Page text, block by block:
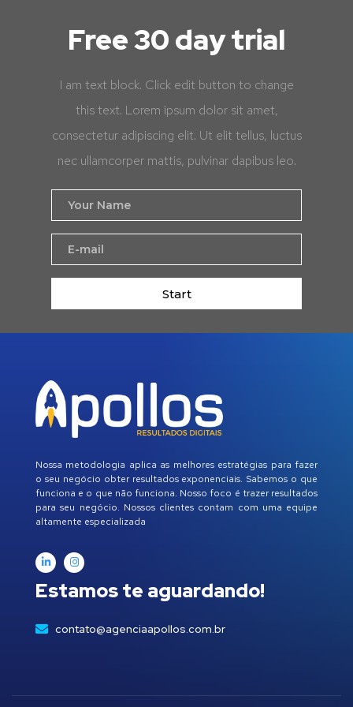
Free 30 day trial
I am text block. Click edit button to change
this text. Lorem ipsum dolor sit amet,
consectetur adipiscing elit. Ut elit tellus, luctus
nec ullamcorper mattis, pulvinar dapibus leo.
Start
Nossa metodologia aplica as melhores estratégias para fazer
o seu negócio obter resultados exponenciais. Sabemos o que
funciona e o que não funciona. Nosso foco é trazer resultados
para seu negócio. Nossos clientes contam com uma equipe
altamente especializada
Estamos te aguardando!
contato@agenciaapollos.com.br